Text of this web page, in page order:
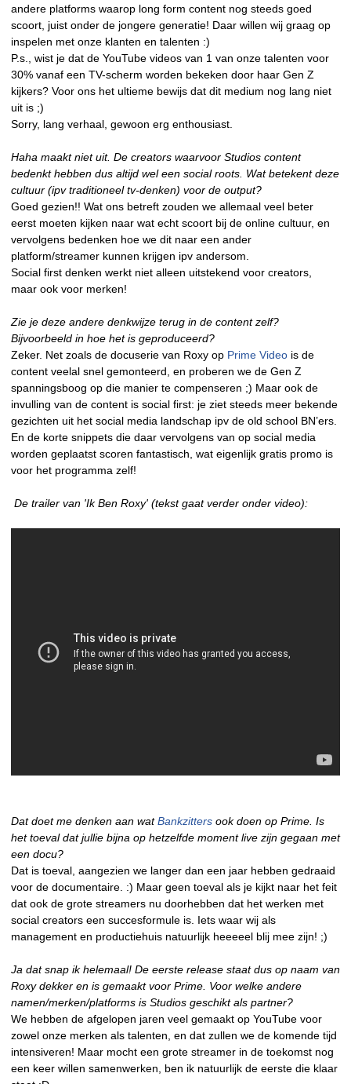
andere platforms waarop long form content nog steeds goed
scoort, juist onder de jongere generatie! Daar willen wij graag op
inspelen met onze klanten en talenten :)
P.s., wist je dat de YouTube videos van 1 van onze talenten voor
30% vanaf een TV-scherm worden bekeken door haar Gen Z
kijkers? Voor ons het ultieme bewijs dat dit medium nog lang niet
uit is ;)
Sorry, lang verhaal, gewoon erg enthousiast.
Haha maakt niet uit. De creators waarvoor Studios content
bedenkt hebben dus altijd wel een social roots. Wat betekent deze
cultuur (ipv traditioneel tv-denken) voor de output?
Goed gezien!! Wat ons betreft zouden we allemaal veel beter
eerst moeten kijken naar wat echt scoort bij de online cultuur, en
vervolgens bedenken hoe we dit naar een ander
platform/streamer kunnen krijgen ipv andersom.
Social first denken werkt niet alleen uitstekend voor creators,
maar ook voor merken!
Zie je deze andere denkwijze terug in de content zelf?
Bijvoorbeeld in hoe het is geproduceerd?
Zeker. Net zoals de docuserie van Roxy op Prime Video is de
content veelal snel gemonteerd, en proberen we de Gen Z
spanningsboog op die manier te compenseren ;) Maar ook de
invulling van de content is social first: je ziet steeds meer bekende
gezichten uit het social media landschap ipv de old school BN’ers.
En de korte snippets die daar vervolgens van op social media
worden geplaatst scoren fantastisch, wat eigenlijk gratis promo is
voor het programma zelf!
De trailer van 'Ik Ben Roxy' (tekst gaat verder onder video):
Dat doet me denken aan watBankzitters ook doen op Prime. Is
het toeval dat jullie bijna op hetzelfde moment live zijn gegaan met
een docu?
Dat is toeval, aangezien we langer dan een jaar hebben gedraaid
voor de documentaire. :) Maar geen toeval als je kijkt naar het feit
dat ook de grote streamers nu doorhebben dat het werken met
social creators een succesformule is. Iets waar wij als
management en productiehuis natuurlijk heeeeel blij mee zijn! ;)
Ja dat snap ik helemaal! De eerste release staat dus op naam van
Roxy dekker en is gemaakt voor Prime. Voor welke andere
namen/merken/platforms is Studios geschikt als partner?
We hebben de afgelopen jaren veel gemaakt op YouTube voor
zowel onze merken als talenten, en dat zullen we de komende tijd
intensiveren! Maar mocht een grote streamer in de toekomst nog
een keer willen samenwerken, ben ik natuurlijk de eerste die klaar